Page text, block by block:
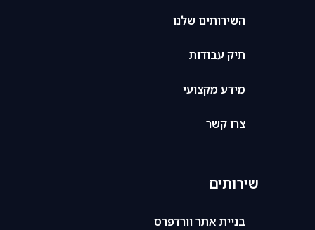
השירותים שלנו
תיק עבודות
מידע מקצועי
צרו קשר
שירותים
בניית אתר וורדפרס